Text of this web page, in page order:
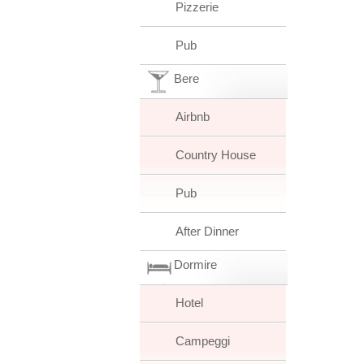
Pizzerie
Pub
Bere
Airbnb
Country House
Pub
After Dinner
Dormire
Hotel
Campeggi